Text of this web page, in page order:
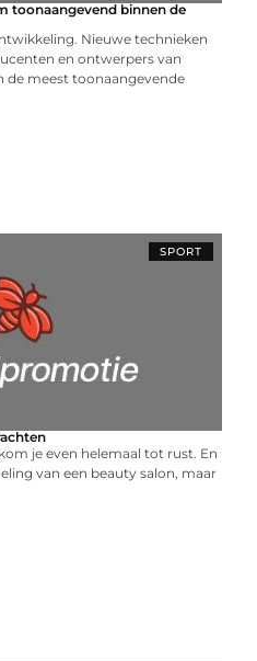
toonaangevend binnen de
Nieuwe technieken
en ontwerpers van
de meest toonaangevende
SPORT
je even helemaal tot rust. En
van een beauty salon, maar